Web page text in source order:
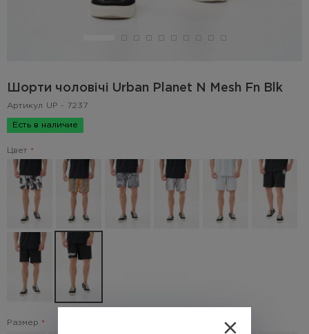
Шорти чоловічі Urban Planet N Mesh Fn Blk
Артикул UP - 7237
Есть в наличие
Цвет
Размер